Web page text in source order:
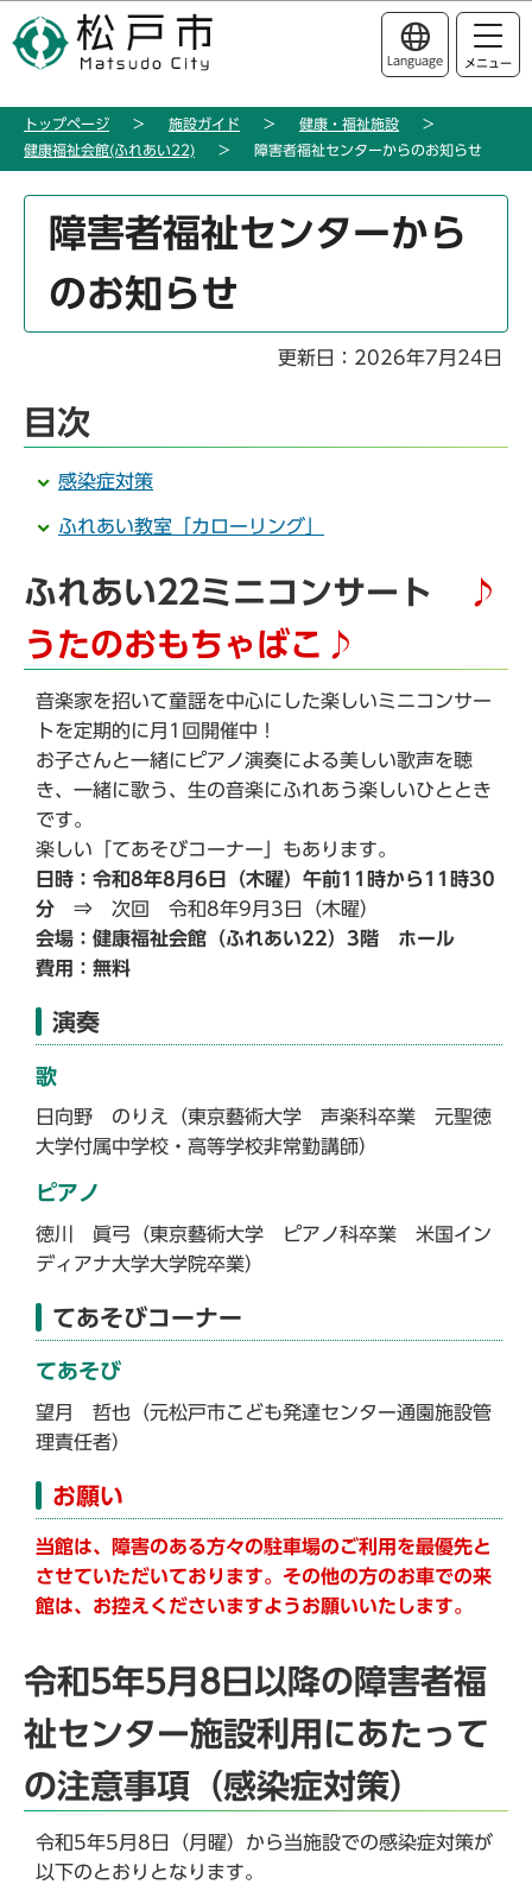
の
ー
このページの本文へ移動
Language メニュー
トップページ 施設ガイド
健康・福祉施設
健康福祉会館(ふれあい22)
障害者福祉センターからのお知らせ
か
障害者福祉センターから
のお知らせ
更新日：2026年7月24日
目次
感染症対策
ふれあい教室「カローリング」
ふれあい22ミニコンサート
♪
うたのおもちゃばこ♪
音楽家を招いて童謡を中心にした楽しいミニコンサー
トを定期的に月1回開催中！
お子さんと一緒にピアノ演奏による美しい歌声を聴
き、一緒に歌う、生の音楽にふれあう楽しいひととき
です。
楽しい「てあそびコーナー」もあります。
日時：令和8年8月6日（木曜）午前11時から11時30
分 ⇒ 次回 令和8年9月3日（木曜）
会場：健康福祉会館（ふれあい22）3階 ホール
費用：無料
演奏
歌
日向野 のりえ（東京藝術大学 声楽科卒業 元聖徳
大学付属中学校・高等学校非常勤講師）
ピアノ
徳川 眞弓（東京藝術大学 ピアノ科卒業 米国イン
ディアナ大学大学院卒業）
てあそびコーナー
てあそび
望月 哲也（元松戸市こども発達センター通園施設管
理責任者）
お願い
当館は、障害のある方々の駐車場のご利用を最優先と
させていただいております。その他の方のお車での来
館は、お控えくださいますようお願いいたします。
令和5年5月8日以降の障害者福
祉センター施設利用にあたって
の注意事項（感染症対策）
令和5年5月8日（月曜）から当施設での感染症対策が
以下のとおりとなります。